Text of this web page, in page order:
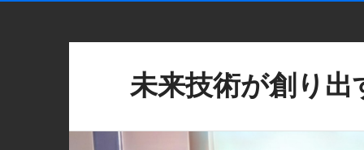
未来技術が創り出